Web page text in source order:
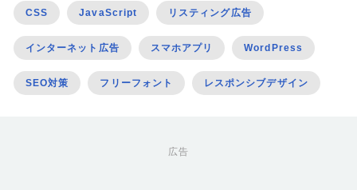
CSS JavaScript リスティング広告
インターネット広告 スマホアプリ WordPress
SEO対策 フリーフォント レスポンシブデザイン
広告